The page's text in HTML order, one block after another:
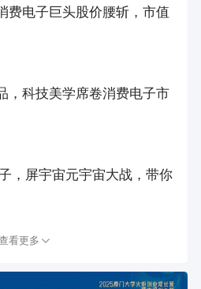
费电子巨头股价腰斩，市值
，科技美学席卷消费电子市
，屏宇宙元宇宙大战，带你
看更多